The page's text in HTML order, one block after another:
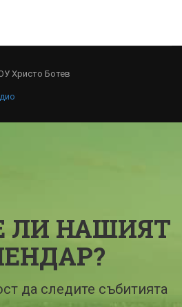
Христо Ботев
ЛИ НАШИЯТ
да следите събитията